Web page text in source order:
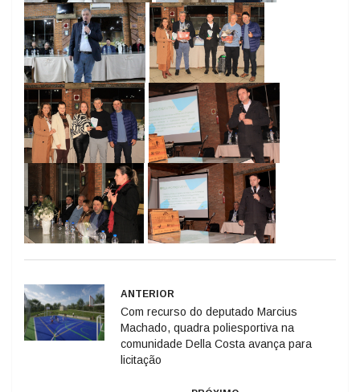
ANTERIOR
Com recurso do deputado Marcius
Machado, quadra poliesportiva na
comunidade Della Costa avança para
licitação